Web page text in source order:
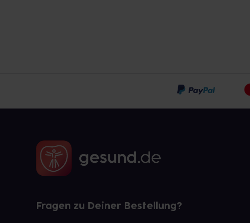
Fragen zu Deiner Bestellung?